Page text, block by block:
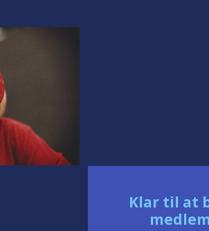
Klar til at